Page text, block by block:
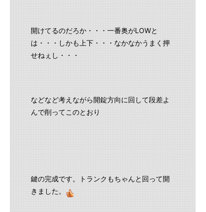
開けてるのだろか・・・一番奥がLOWと
は・・・しかも上下・・・なかなかうまく押
せねぇし・・・
などなど考えながら開錠方向に回して段差よ
んで削ってこのとおり
鍵の完成です。トランクもちゃんと回って開
きました。